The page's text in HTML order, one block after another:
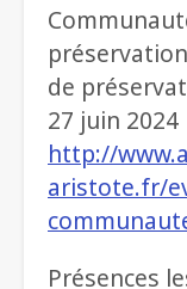
de
27 juin 2024
http://
aristote.fr/
Présences